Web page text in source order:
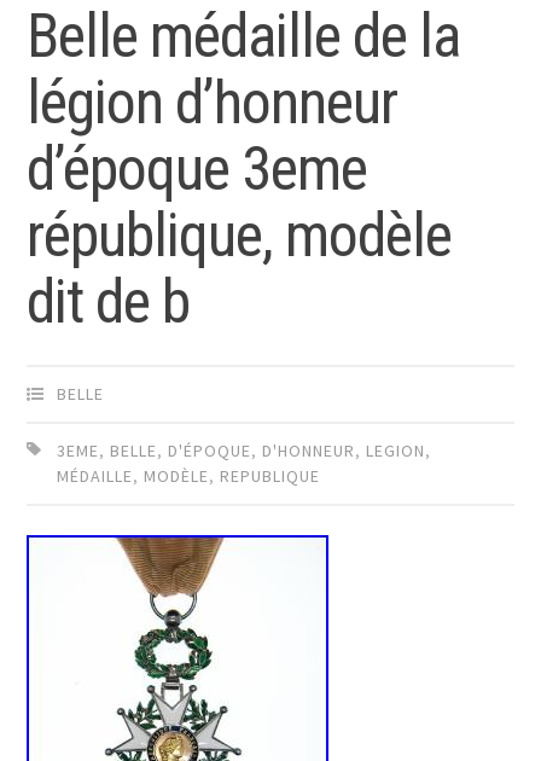
Belle médaille de la
légion d’honneur
d’époque 3eme
république, modèle
dit de b
BELLE
3EME, BELLE, D'ÉPOQUE, D'HONNEUR, LEGION,
MÉDAILLE, MODÈLE, REPUBLIQUE